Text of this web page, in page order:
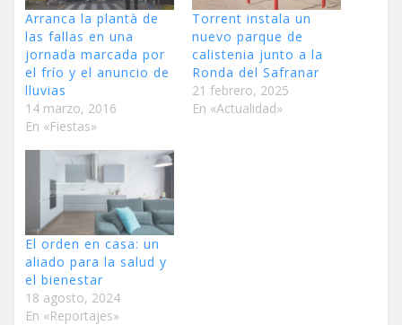
Arranca la plantà de
las fallas en una
jornada marcada por
el frío y el anuncio de
lluvias
14 marzo, 2016
En «Fiestas»
Torrent instala un
nuevo parque de
calistenia junto a la
Ronda del Safranar
21 febrero, 2025
En «Actualidad»
El orden en casa: un
aliado para la salud y
el bienestar
18 agosto, 2024
En «Reportajes»